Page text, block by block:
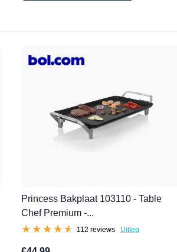
Princess Bakplaat 103110 - Table
Chef Premium -...
★★★★★
★★★★★ 112 reviews Uitleg